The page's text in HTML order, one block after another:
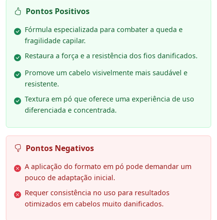
Pontos Positivos
Fórmula especializada para combater a queda e
fragilidade capilar.
Restaura a força e a resistência dos fios danificados.
Promove um cabelo visivelmente mais saudável e
resistente.
Textura em pó que oferece uma experiência de uso
diferenciada e concentrada.
Pontos Negativos
A aplicação do formato em pó pode demandar um
pouco de adaptação inicial.
Requer consistência no uso para resultados
otimizados em cabelos muito danificados.